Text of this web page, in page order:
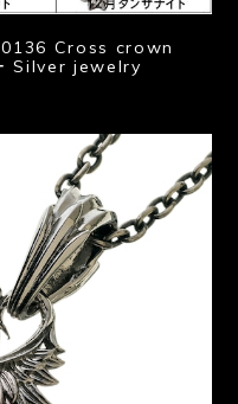
Cross crown
Silver jewelry